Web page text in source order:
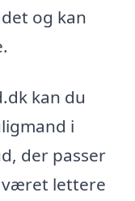
og kan
kan du
i
der passer
været lettere